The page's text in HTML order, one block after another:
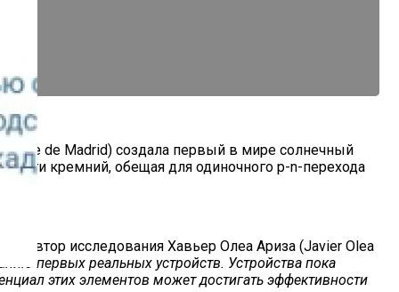
de Madrid) создала первый в мире солнечный
кремний, обещая для одиночного p-n-перехода
автор исследования Хавьер Олеа Ариза (Javier Olea
первых реальных устройств. Устройства пока
этих элементов может достигать эффективности